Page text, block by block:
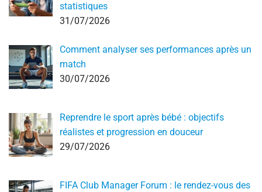
statistiques
31/07/2026
Comment analyser ses performances après un
match
30/07/2026
Reprendre le sport après bébé : objectifs
réalistes et progression en douceur
29/07/2026
FIFA Club Manager Forum : le rendez-vous des